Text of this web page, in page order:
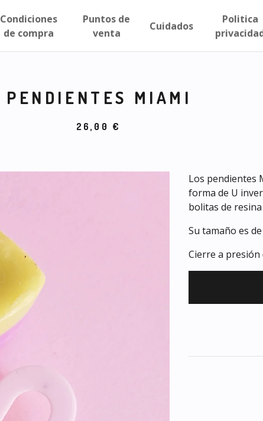
Condiciones
de compra
Puntos de
venta
Cuidados
Politica
PENDIENTES MIAMI
26,00 €
Los pendientes
forma de U
bolitas de
Su tamaño es
Cierre a